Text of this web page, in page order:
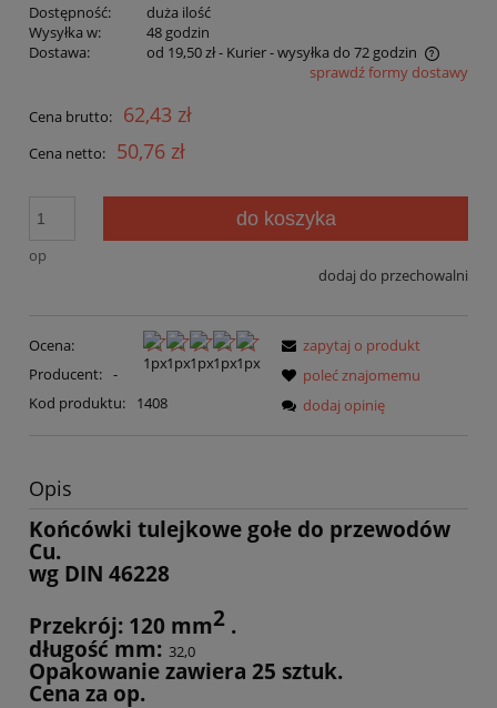
Dostępność:
duża ilość
Wysyłka w:
48 godzin
Dostawa:
od 19,50 zł- Kurier - wysyłka do 72 godzin
Cena nie zawiera ewentualnych kosztów płatnościsprawdź formy dostawy
Cena brutto: 62,43 zł
Cena netto: 50,76 zł
op
do koszyka
dodaj do przechowalni
Ocena:
Producent: -
Kod produktu:
1408
zapytaj o produkt
poleć znajomemu
dodaj opinię
Opis
Końcówki tulejkowe gołe do przewodów
Cu.
wg DIN 46228
Przekrój: 120 mm2 .
długość mm: 32,0
Opakowanie zawiera 25 sztuk.
Cena za op.